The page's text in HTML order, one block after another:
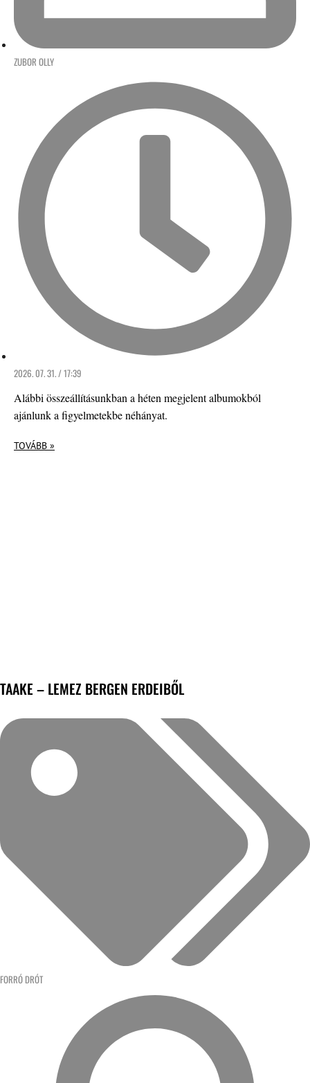
ZUBOR OLLY
2026. 07. 31. / 17:39
Alábbi összeállításunkban a héten megjelent albumokból
ajánlunk a figyelmetekbe néhányat.
TOVÁBB »
TAAKE – LEMEZ BERGEN ERDEIBŐL
FORRÓ DRÓT